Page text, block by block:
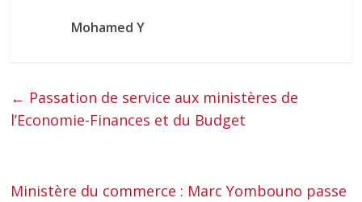
Mohamed Y
← Passation de service aux ministères de
l’Economie-Finances et du Budget
Ministère du commerce : Marc Yombouno passe